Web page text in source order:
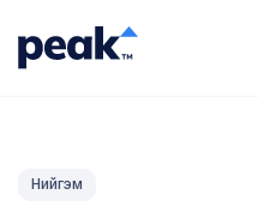
Нийгэм